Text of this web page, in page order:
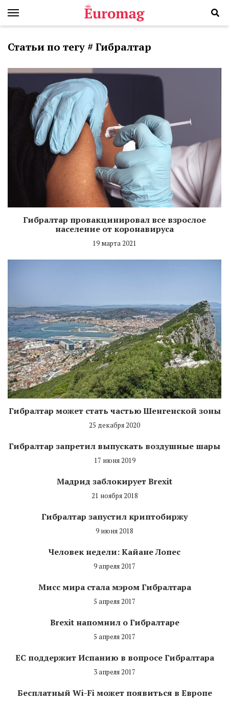
Статьи по тегу # Гибралтар
Гибралтар провакцинировал все взрослое
население от коронавируса
19 марта 2021
Гибралтар может стать частью Шенгенской зоны
25 декабря 2020
Гибралтар запретил выпускать воздушные шары
17 июня 2019
Мадрид заблокирует Brexit
21 ноября 2018
Гибралтар запустил криптобиржу
9 июня 2018
Человек недели: Кайане Лопес
9 апреля 2017
Мисс мира стала мэром Гибралтара
5 апреля 2017
Brexit напомнил о Гибралтаре
5 апреля 2017
ЕС поддержит Испанию в вопросе Гибралтара
3 апреля 2017
Бесплатный Wi-Fi может появиться в Европе